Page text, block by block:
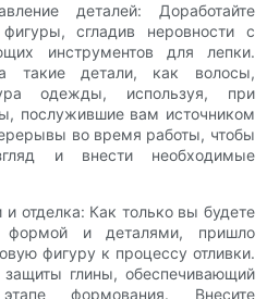
деталей: Доработайте
сгладив неровности с
инструментов для лепки.
такие детали, как волосы,
одежды, используя, при
послужившие вам источником
во время работы, чтобы
и внести необходимые
отделка: Как только вы будете
формой и деталями, пришло
фигуру к процессу отливки.
глины, обеспечивающий
формования. Внесите